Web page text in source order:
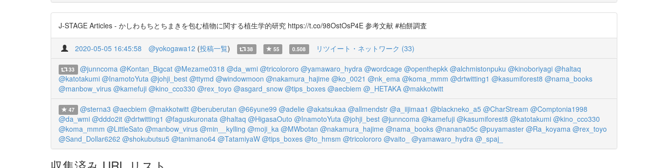
J-STAGE Articles - かしわもちとちまきを包む植物に関する植生学的研究 https://t.co/98OstOsP4E 参考文献 #柏餅調査
2020-05-05 16:45:58 @yokogawa12 (投稿一覧) 38 55 0.508 リツイート・ネットワーク (33)
33 @junncoma @Kontan_Bigcat @Mezame0318 @da_wmi @tricolororo @yamawaro_hydra @wordcage @openthepkk @alchmistonpuku @kinoboriyagi @haltaq
@katotakumi @InamotoYuta @johji_best @ttymd @windowmoon @nakamura_hajime @ko_0021 @nk_ema @koma_mmm @drtwitting1 @kasumiforest8 @nama_books
@manbow_virus @kamefuji @kino_cco330 @rex_toyo @asgard_snow @tips_boxes @aecbiem @_HETAKA @makkotwitt
47 @sterna3 @aecbiem @makkotwitt @beruberutan @66yune99 @adelie @akatsukaa @allmendstr @a_iijimaa1 @blackneko_a5 @CharStream @Comptonia1998
@da_wmi @dddo2it @drtwitting1 @faguskuronata @haltaq @HigasaOuto @InamotoYuta @johji_best @junncoma @kamefuji @kasumiforest8 @katotakumi @kino_cco330
@koma_mmm @LittleSato @manbow_virus @min__kylling @moji_ka @MWbotan @nakamura_hajime @nama_books @nanana05c @puyamaster @Ra_koyama @rex_toyo
@Sand_Dollar6262 @shokubutsu5 @tanimano64 @TatamiyaW @tips_boxes @to_hmsm @tricolororo @vaito_ @yamawaro_hydra @_spaj_